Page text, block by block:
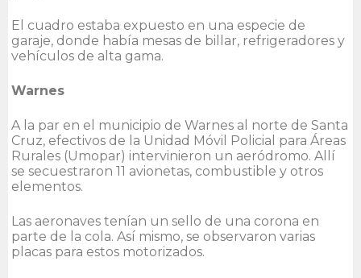
El cuadro estaba expuesto en una especie de
garaje, donde había mesas de billar, refrigeradores y
vehículos de alta gama.
Warnes
A la par en el municipio de Warnes al norte de Santa
Cruz, efectivos de la Unidad Móvil Policial para Áreas
Rurales (Umopar) intervinieron un aeródromo. Allí
se secuestraron 11 avionetas, combustible y otros
elementos.
Las aeronaves tenían un sello de una corona en
parte de la cola. Así mismo, se observaron varias
placas para estos motorizados.